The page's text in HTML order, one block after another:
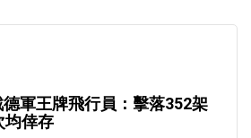
軍王牌飛行員：擊落352架
均倖存